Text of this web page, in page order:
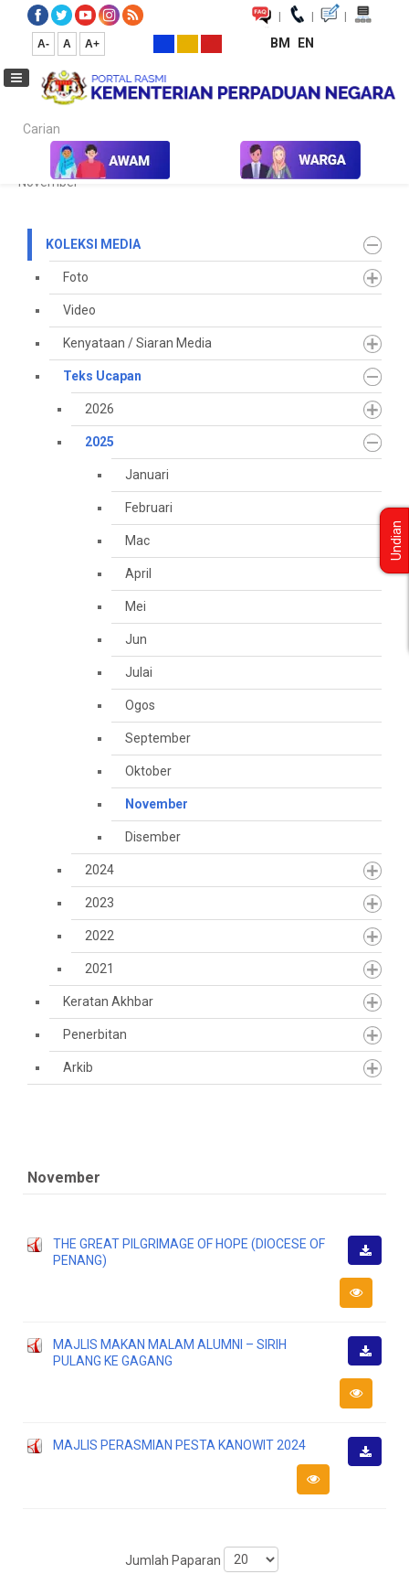
| | |
A- A A+ BM EN
Carian...
Laman Utama Media Koleksi Media Teks Ucapan
2025
November
KOLEKSI MEDIA
Foto
Video
Kenyataan / Siaran Media
Teks Ucapan
2026
2025
Januari
Februari
Mac
April
Mei
Jun
Julai
Ogos
September
Oktober
November
Disember
2024
2023
2022
2021
Keratan Akhbar
Penerbitan
Arkib
November
THE GREAT PILGRIMAGE OF HOPE (DIOCESE OF
PENANG)
Turun
MAJLIS MAKAN MALAM ALUMNI – SIRIH
PULANG KE GAGANG
Turun
MAJLIS PERASMIAN PESTA KANOWIT 2024
Jumlah Paparan
Undian